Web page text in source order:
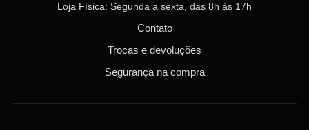
Loja Física: Segunda a sexta, das 8h às 17h
Contato
Trocas e devoluções
Segurança na compra